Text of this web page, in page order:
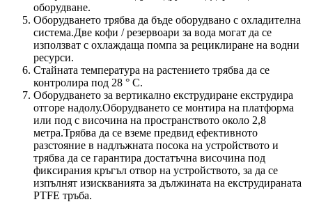
оборудване.
Оборудването трябва да бъде оборудвано с охладителна
система.Две кофи / резервоари за вода могат да се
използват с охлаждаща помпа за рециклиране на водни
ресурси.
Стайната температура на растението трябва да се
контролира под 28 ° C.
Оборудването за вертикално екструдиране екструдира
отгоре надолу.Оборудването се монтира на платформа
или под с височина на пространството около 2,8
метра.Трябва да се вземе предвид ефективното
разстояние в надлъжната посока на устройството и
трябва да се гарантира достатъчна височина под
фиксирания кръгъл отвор на устройството, за да се
изпълнят изискванията за дължината на екструдираната
PTFE тръба.